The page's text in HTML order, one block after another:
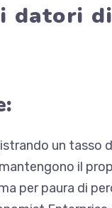
datori
un tasso
il
per paura di